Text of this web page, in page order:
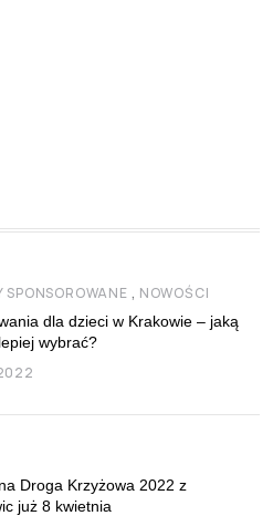
SPONSOROWANE , NOWOŚCI
dla dzieci w Krakowie – jaką
wybrać?
Droga Krzyżowa 2022 z
już 8 kwietnia